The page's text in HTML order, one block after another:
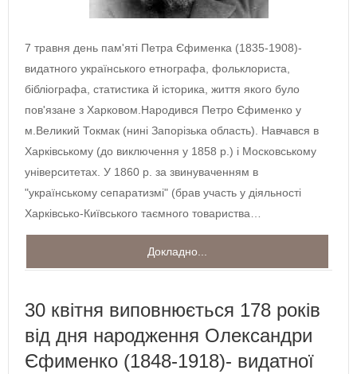
7 травня день пам'яті Петра Єфименка (1835-1908)-
видатного українського етнографа, фольклориста,
бібліографа, статистика й історика, життя якого було
пов'язане з Харковом.Народився Петро Єфименко у
м.Великий Токмак (нині Запорізька область). Навчався в
Харківському (до виключення у 1858 р.) і Московському
університетах. У 1860 р. за звинуваченням в
"українському сепаратизмі" (брав участь у діяльності
Харківсько-Київського таємного товариства…
Докладно...
30 квітня виповнюється 178 років
від дня народження Олександри
Єфименко (1848-1918)- видатної